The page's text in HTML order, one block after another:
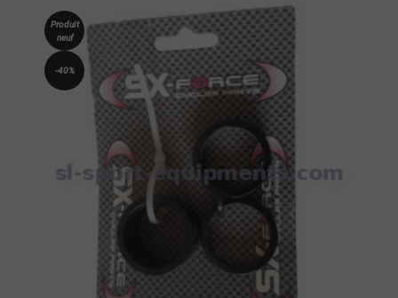
Produit
neuf
-40%